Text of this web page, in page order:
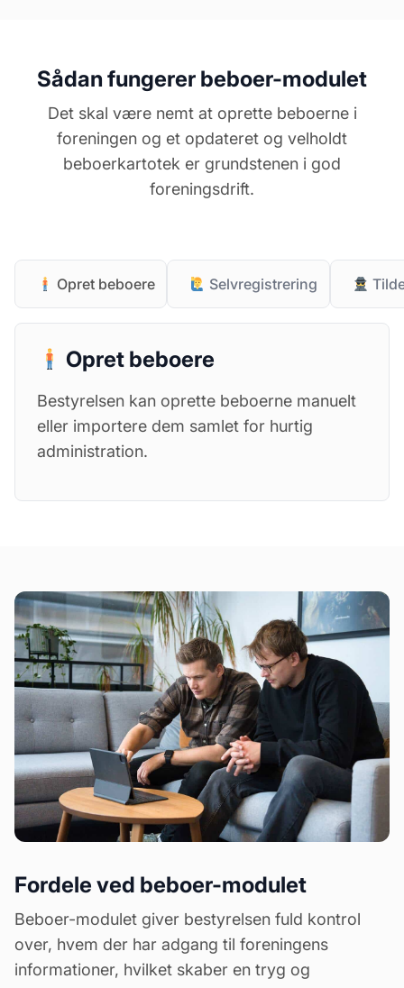
Sådan fungerer beboer-modulet
Det skal være nemt at oprette beboerne i
foreningen og et opdateret og velholdt
beboerkartotek er grundstenen i god
foreningsdrift.
Opret beboere Selvregistrering
Opret beboere
Bestyrelsen kan oprette beboerne manuelt
eller importere dem samlet for hurtig
administration.
Fordele ved beboer-modulet
Beboer-modulet giver bestyrelsen fuld kontrol
over, hvem der har adgang til foreningens
informationer, hvilket skaber en tryg og